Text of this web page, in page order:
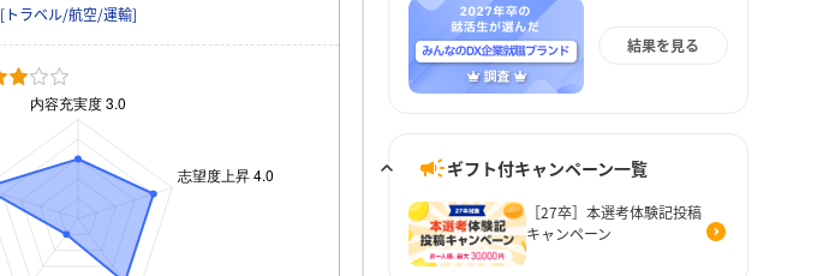
[トラベル/航空/運輸]
結果を見る
ギフト付キャンペーン一覧
［27卒］本選考体験記投稿
キャンペーン